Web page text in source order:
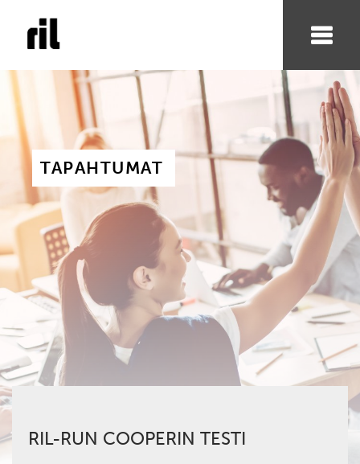
TAPAHTUMAT
RIL-RUN COOPERIN TESTI